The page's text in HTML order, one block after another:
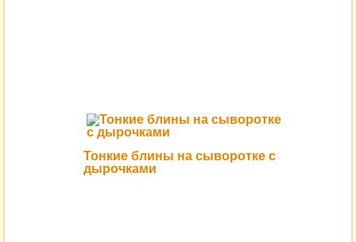
Тонкие блины на сыворотке с
дырочками